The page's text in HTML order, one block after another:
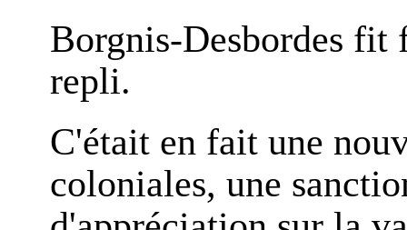
Borgnis-Desbordes fit
repli.
C'était en fait une
coloniales, une